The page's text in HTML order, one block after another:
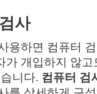
사
용하면 컴퓨터
가 개입하지 않고
니다. 컴퓨터 검